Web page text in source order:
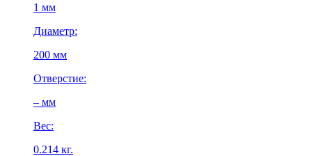
1 мм
Диаметр:
200 мм
Отверстие:
– мм
Вес:
0.214 кг.